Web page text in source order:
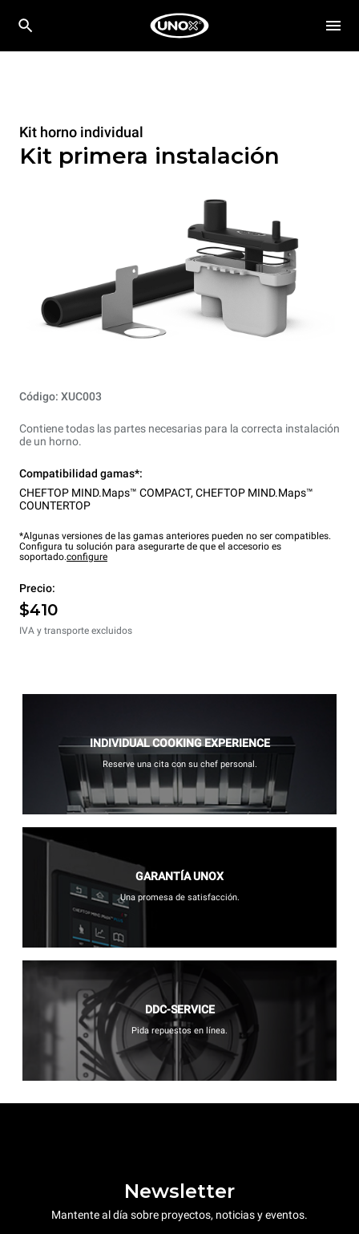
Kit horno individual
Kit primera instalación
Código: XUC003
Contiene todas las partes necesarias para la correcta instalación
de un horno.
Compatibilidad gamas*:
CHEFTOP MIND.Maps™ COMPACT, CHEFTOP MIND.Maps™
COUNTERTOP
*Algunas versiones de las gamas anteriores pueden no ser compatibles.
Configura tu solución para asegurarte de que el accesorio es
soportado.configure
Precio:
$410
IVA y transporte excluidos
INDIVIDUAL COOKING EXPERIENCE
Reserve una cita con su chef personal.
GARANTÍA UNOX
Una promesa de satisfacción.
DDC-SERVICE
Pida repuestos en línea.
Newsletter
Mantente al día sobre proyectos, noticias y eventos.